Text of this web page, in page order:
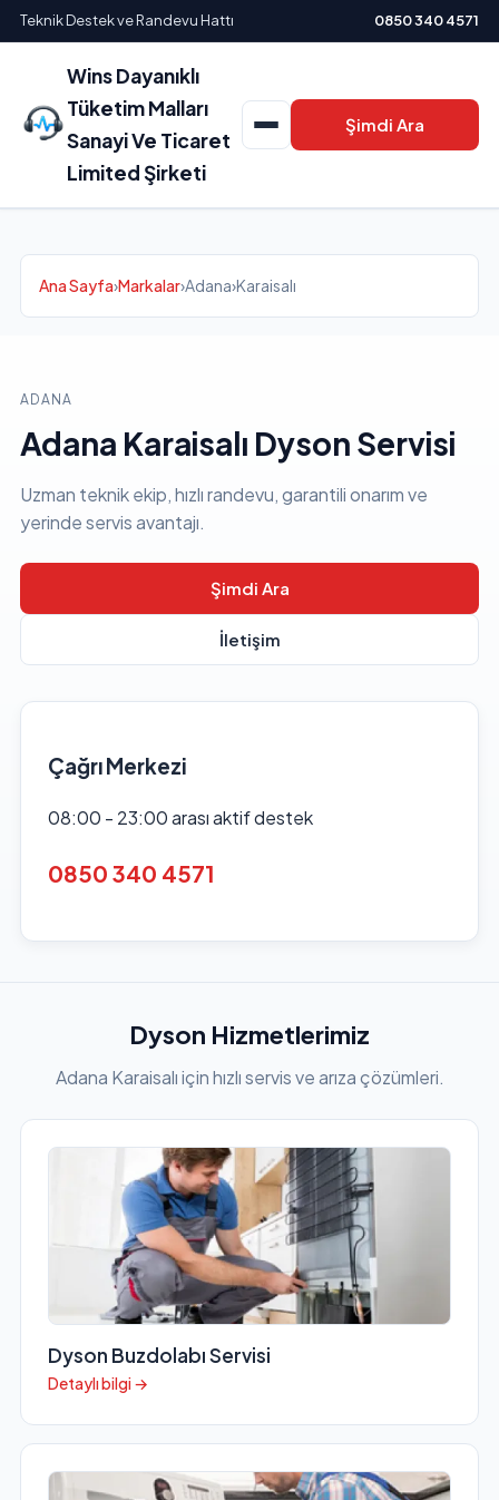
Teknik Destek ve Randevu Hattı 0850 340 4571
Wins Dayanıklı
Tüketim Malları
Sanayi Ve Ticaret
Limited Şirketi
Şimdi Ara
Ana Sayfa›Markalar›Adana›Karaisalı
ADANA
Adana Karaisalı Dyson Servisi
Uzman teknik ekip, hızlı randevu, garantili onarım ve
yerinde servis avantajı.
Şimdi Ara
İletişim
Çağrı Merkezi
08:00 - 23:00 arası aktif destek
0850 340 4571
Dyson Hizmetlerimiz
Adana Karaisalı için hızlı servis ve arıza çözümleri.
Dyson Buzdolabı Servisi
Detaylı bilgi →